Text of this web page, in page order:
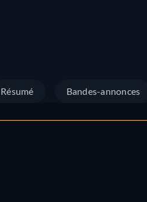
Résumé Bandes-annonces